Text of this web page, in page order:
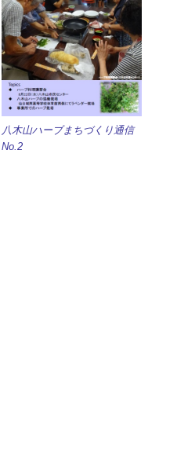
八木山ハーブまちづくり通信
No.2